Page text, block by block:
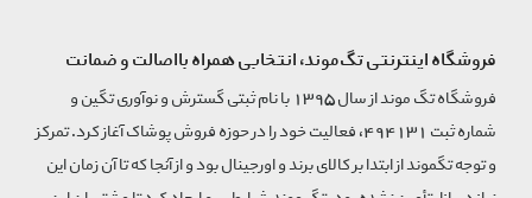
فروشگاه اینترنتی تگ‌موند، انتخابی همراه بااصالت و ضمانت
فروشگاه تگ موند از سال 1395 با نام ثبتی گسترش و نوآوری تگین و
شماره ثبت 494131، فعالیت خود را در حوزه فروش پوشاک آغاز کرد. تمرکز
و توجه تگموند از ابتدا بر کالای برند و اورجینال بود و از آنجا که تا آن زمان این